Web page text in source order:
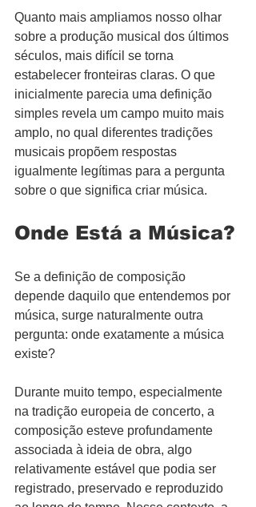
Quanto mais ampliamos nosso olhar
sobre a produção musical dos últimos
séculos, mais difícil se torna
estabelecer fronteiras claras. O que
inicialmente parecia uma definição
simples revela um campo muito mais
amplo, no qual diferentes tradições
musicais propõem respostas
igualmente legítimas para a pergunta
sobre o que significa criar música.
Onde Está a Música?
Se a definição de composição
depende daquilo que entendemos por
música, surge naturalmente outra
pergunta: onde exatamente a música
existe?
Durante muito tempo, especialmente
na tradição europeia de concerto, a
composição esteve profundamente
associada à ideia de obra, algo
relativamente estável que podia ser
registrado, preservado e reproduzido